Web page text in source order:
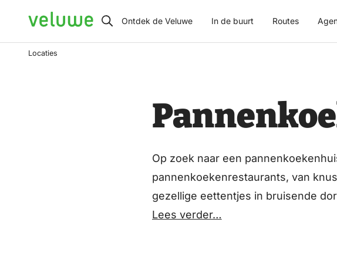
Veluwe Ontdek de Veluwe In de buurt Routes
Locaties
Op zoek naar een
pannenkoekenrestaurants, van
gezellige eettentjes in bruisende
in de bossen of kies voor een
Lees verder…